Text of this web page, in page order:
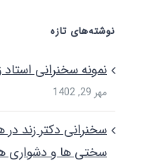
تازه
سخنرانی استاد زند:
دکتر زند در
ها و دشواری های